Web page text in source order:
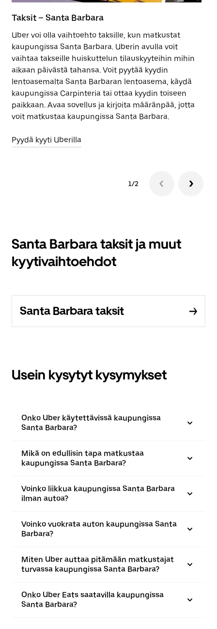
Taksit – Santa Barbara
Uber voi olla vaihtoehto taksille, kun matkustat
kaupungissa Santa Barbara. Uberin avulla voit
vaihtaa takseille huiskuttelun tilauskyyteihin mihin
aikaan päivästä tahansa. Voit pyytää kyydin
lentoasemalta Santa Barbaran lentoasema, käydä
kaupungissa Carpinteria tai ottaa kyydin toiseen
paikkaan. Avaa sovellus ja kirjoita määränpää, jotta
voit matkustaa kaupungissa Santa Barbara.
Pyydä kyyti Uberilla
1/2
Santa Barbara taksit ja muut
kyytivaihtoehdot
Santa Barbara taksit
Usein kysytyt kysymykset
Onko Uber käytettävissä kaupungissa
Santa Barbara?
Mikä on edullisin tapa matkustaa
kaupungissa Santa Barbara?
Voinko liikkua kaupungissa Santa Barbara
ilman autoa?
Voinko vuokrata auton kaupungissa Santa
Barbara?
Miten Uber auttaa pitämään matkustajat
turvassa kaupungissa Santa Barbara?
Onko Uber Eats saatavilla kaupungissa
Santa Barbara?